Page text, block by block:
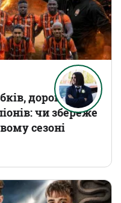
дорогі
чи збереже
сезоні